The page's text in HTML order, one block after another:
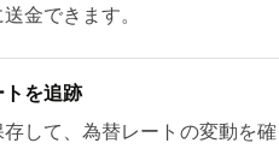
金できます。
トを追跡
して、為替レートの変動を確